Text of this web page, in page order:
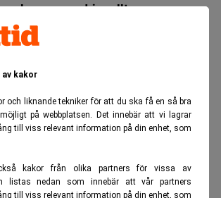
av kakor
och liknande tekniker för att du ska få en så bra
på webbplatsen. Det innebär att vi lagrar
till viss relevant information på din enhet, som
kakor från olika partners för vissa av
listas nedan som innebär att vår partners
till viss relevant information på din enhet, som
han menar drivs allt mer av
snarare än långsiktigt